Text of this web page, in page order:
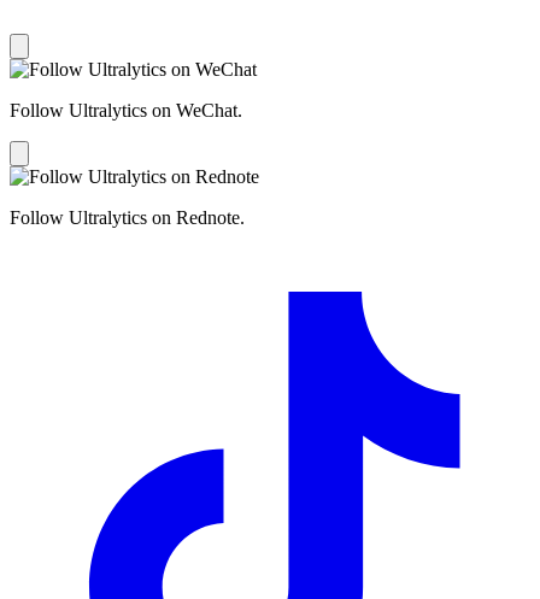
Follow Ultralytics on WeChat.
Follow Ultralytics on Rednote.